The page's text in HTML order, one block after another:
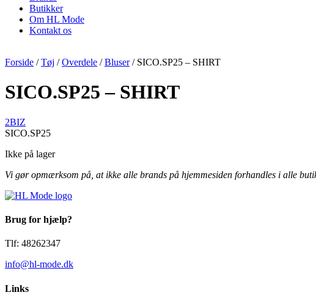
Butikker
Om HL Mode
Kontakt os
Forside /Tøj /Overdele /Bluser/ SICO.SP25 – SHIRT
SICO.SP25 – SHIRT
2BIZ
SICO.SP25
Ikke på lager
Vi gør opmærksom på, at ikke alle brands på hjemmesiden forhandles i alle
Brug for hjælp?
Tlf: 48262347
info@hl-mode.dk
Links